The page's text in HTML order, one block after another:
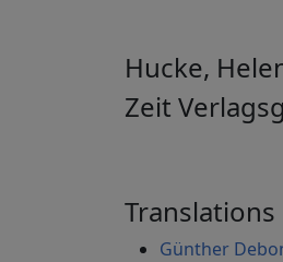
Hucke,
Zeit
Translations
Günther